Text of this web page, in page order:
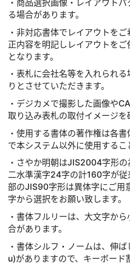
・商品選択画像・レイアウト
る場合があります。
・非対応書体でレイアウトを
正内容を明記しレイアウトを
となります。
・表札に会社名等を入れられ
りとさせていただきます。
・デジカメで撮影した画像や
取り込み表札の取付イメージを
・使用する書体の著作権は各
で本システム以外に使用するこ
・さやか明朝はJIS2004字形
二水準漢字24字の計160字が
部のJIS90字形は異体字にご用
字から選択をお願い致します。
・書体フルリーは、大文字か
合があります。
・書体シルフ・ノームは、伸
u)がありますので、キーボー